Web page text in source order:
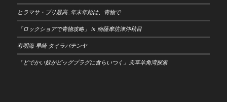
ヒラマサ・ブリ最高_年末年始は、青物で
「ロックショアで青物攻略」 in 南薩摩坊津沖秋目
有明海 早崎 タイラバテンヤ
「どでかい奴がビッグプラグに食らいつく」天草羊角湾探索